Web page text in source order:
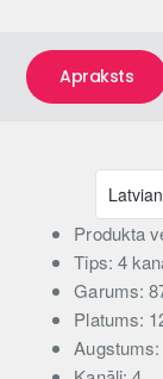
Apraksts
Produkta
Tips: 4
Garums:
Platums: